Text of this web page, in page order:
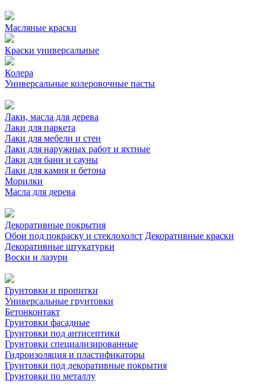
Масляные краски
Краски универсальные
Колера
Универсальные колеровочные пасты
Лаки, масла для дерева
Лаки для паркета
Лаки для мебели и стен
Лаки для наружных работ и яхтные
Лаки для бани и сауны
Лаки для камня и бетона
Морилки
Масла для дерева
Декоративные покрытия
Обои под покраску и стеклохолст Декоративные краски
Декоративные штукатурки
Воски и лазури
Грунтовки и пропитки
Универсальные грунтовки
Бетонконтакт
Грунтовки фасадные
Грунтовки под антисептики
Грунтовки специализированные
Гидроизоляция и пластификаторы
Грунтовки под декоративные покрытия
Грунтовки по металлу